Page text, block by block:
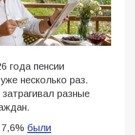
года пенсии
несколько раз.
разные
7,6% были